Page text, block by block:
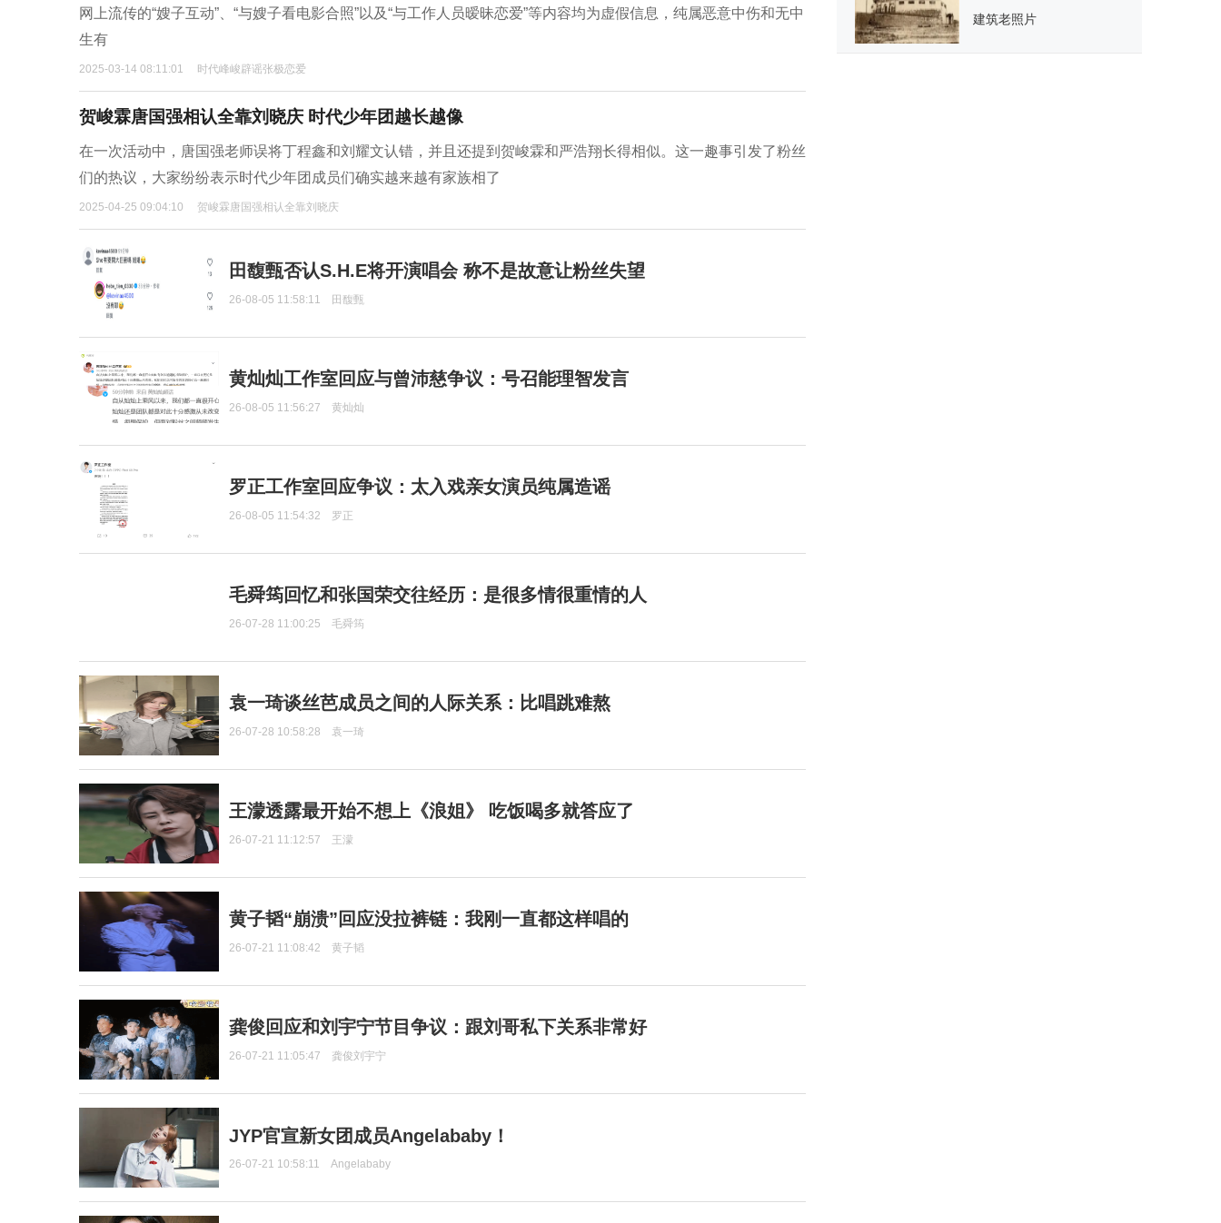
网上流传的“嫂子互动”、“与嫂子看电影合照”以及“与工作人员暧昧恋爱”等内容均为虚假信息，纯属恶意中伤和无中
生有
2025-03-14 08:11:01 时代峰峻辟谣张极恋爱
贺峻霖唐国强相认全靠刘晓庆 时代少年团越长越像
在一次活动中，唐国强老师误将丁程鑫和刘耀文认错，并且还提到贺峻霖和严浩翔长得相似。这一趣事引发了粉丝
们的热议，大家纷纷表示时代少年团成员们确实越来越有家族相了
2025-04-25 09:04:10 贺峻霖唐国强相认全靠刘晓庆
田馥甄否认S.H.E将开演唱会 称不是故意让粉丝失望
26-08-05 11:58:11 田馥甄
黄灿灿工作室回应与曾沛慈争议：号召能理智发言
26-08-05 11:56:27 黄灿灿
罗正工作室回应争议：太入戏亲女演员纯属造谣
26-08-05 11:54:32 罗正
毛舜筠回忆和张国荣交往经历：是很多情很重情的人
26-07-28 11:00:25 毛舜筠
袁一琦谈丝芭成员之间的人际关系：比唱跳难熬
26-07-28 10:58:28 袁一琦
王濛透露最开始不想上《浪姐》 吃饭喝多就答应了
26-07-21 11:12:57 王濛
黄子韬“崩溃”回应没拉裤链：我刚一直都这样唱的
26-07-21 11:08:42 黄子韬
龚俊回应和刘宇宁节目争议：跟刘哥私下关系非常好
26-07-21 11:05:47 龚俊刘宇宁
JYP官宣新女团成员Angelababy！
26-07-21 10:58:11 Angelababy
建筑老照片